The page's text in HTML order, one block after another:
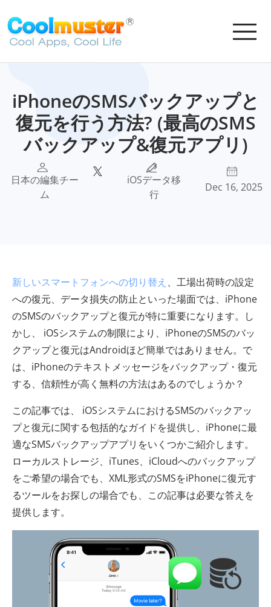
iPhoneのSMSバックアップと
復元を行う方法? (最高のSMS
バックアップ&復元アプリ)
日本の編集チー
ム
iOSデータ移
行
Dec 16, 2025
新しいスマートフォンへの切り替え 、工場出荷時の設定
への復元、データ損失の防止といった場面では、iPhone
のSMSのバックアップと復元が特に重要になります。し
かし、 iOSシステムの制限により、iPhoneのSMSのバッ
クアップと復元はAndroidほど簡単ではありません。で
は、iPhoneのテキストメッセージをバックアップ・復元
する、信頼性が高く無料の方法はあるのでしょうか？
この記事では、 iOSシステムにおけるSMSのバックアッ
プと復元に関する包括的なガイドを提供し、iPhoneに最
適なSMSバックアップアプリをいくつかご紹介します。
ローカルストレージ、iTunes、iCloudへのバックアップ
をご希望の場合でも、XML形式のSMSをiPhoneに復元す
るツールをお探しの場合でも、この記事は必要な答えを
提供します。